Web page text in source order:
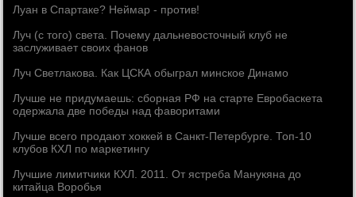
Луан в Спартаке? Неймар - против!
Луч (с того) света. Почему дальневосточный клуб не
заслуживает своих фанов
Луч Светлакова. Как ЦСКА обыграл минское Динамо
Лучше не придумаешь: сборная РФ на старте Евробаскета
одержала две победы над фаворитами
Лучше всего продают хоккей в Санкт-Петербурге. Топ-10
клубов КХЛ по маркетингу
Лучшие лимитчики КХЛ. 2011. От ястреба Манукяна до
китайца Воробья